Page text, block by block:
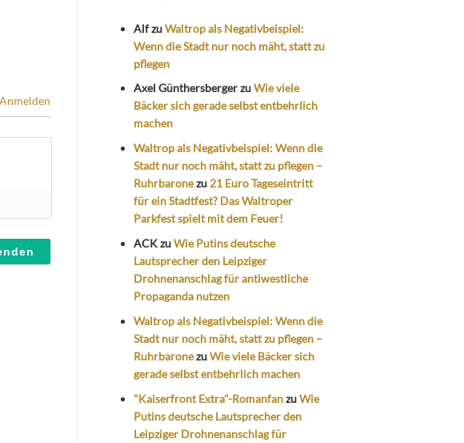
Anmelden
AlfzuWaltrop als Negativbeispiel:
Wenn die Stadt nur noch mäht, statt zu
pflegen
Axel GünthersbergerzuWie viele
Bäcker sich gerade selbst entbehrlich
machen
Waltrop als Negativbeispiel: Wenn die
Stadt nur noch mäht, statt zu pflegen –
Ruhrbaronezu 21 Euro Tageseintritt
für ein Stadtfest? Das Waltroper
Parkfest spielt mit dem Feuer!
ACKzuWie Putins deutsche
Lautsprecher den Leipziger
Drohnenanschlag für antiwestliche
Propaganda nutzen
Waltrop als Negativbeispiel: Wenn die
Stadt nur noch mäht, statt zu pflegen –
RuhrbaronezuWie viele Bäcker sich
gerade selbst entbehrlich machen
"Kaiserfront Extra"-RomanfanzuWie
Putins deutsche Lautsprecher den
Leipziger Drohnenanschlag für